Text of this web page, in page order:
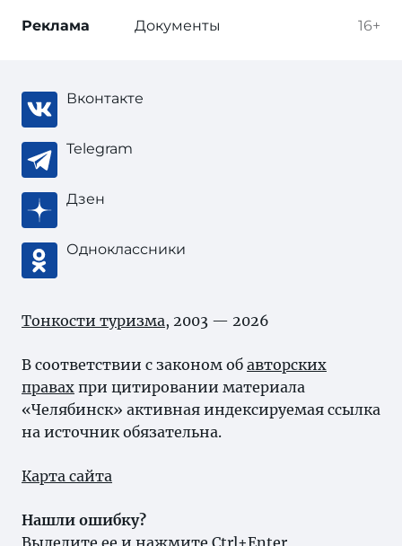
16+
Реклама Документы
Вконтакте
Telegram
Дзен
Одноклассники
Тонкости туризма, 2003 — 2026
В соответствии с законом об авторских
правах при цитировании материала
«Челябинск» активная индексируемая ссылка
на источник обязательна.
Карта сайта
Нашли ошибку?
Выделите ее и нажмите Ctrl+Enter